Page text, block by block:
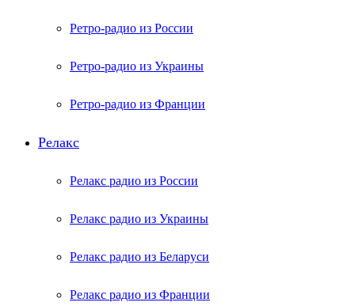
Ретро-радио из России
Ретро-радио из Украины
Ретро-радио из Франции
Релакс
Релакс радио из России
Релакс радио из Украины
Релакс радио из Беларуси
Релакс радио из Франции